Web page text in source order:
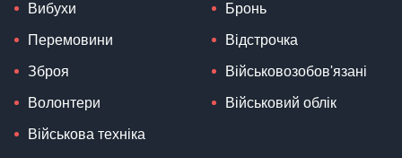
Вибухи
Перемовини
Зброя
Волонтери
Військова техніка
Бронь
Відстрочка
Військовозобов'язані
Військовий облік